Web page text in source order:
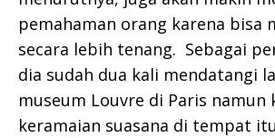
pemahaman orang karena bisa
secara lebih tenang. Sebagai
dia sudah dua kali mendatangi
museum Louvre di Paris namun
keramaian suasana di tempat